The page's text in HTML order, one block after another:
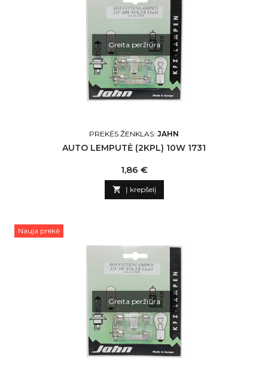
Greita peržiūra
PREKĖS ŽENKLAS: JAHN
AUTO LEMPUTĖ (2KPL) 10W 1731
Kaina
1,86 €
 Į krepšelį
Nauja prekė
Greita peržiūra